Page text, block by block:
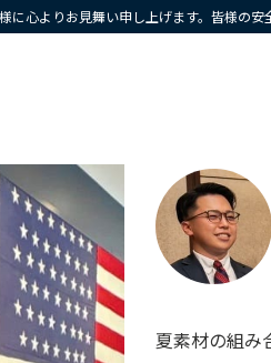
心よりお見舞い申し上げます。皆様の
夏素材の組み